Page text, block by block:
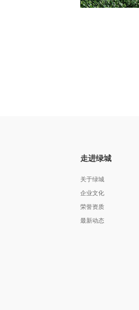
走进绿城
关于绿城
企业文化
荣誉资质
最新动态